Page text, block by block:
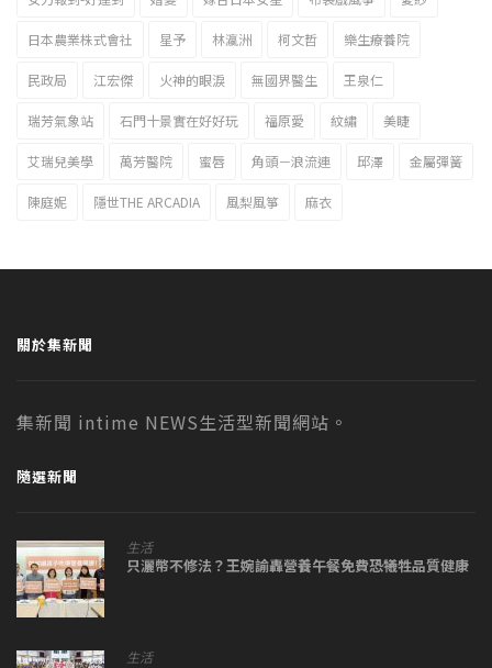
日本農業株式會社 星予 林瀛洲 柯文哲 樂生療養院
民政局 江宏傑 火神的眼淚 無國界醫生 王泉仁
瑞芳氣象站 石門十景實在好好玩 福原愛 紋繡 美睫
艾瑞兒美學 萬芳醫院 蜜唇 角頭－浪流連 邱澤 金屬彈簧
陳庭妮 隱世THE ARCADIA 風梨風箏 麻衣
關於集新聞
集新聞 intime NEWS生活型新聞網站。
隨選新聞
生活
只灑幣不修法？王婉諭轟營養午餐免費恐犧牲品質健康
生活